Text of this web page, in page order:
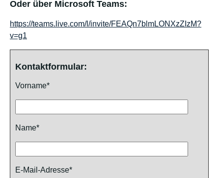
Oder über Microsoft Teams:
https://teams.live.com/l/invite/FEAQn7blmLONXzZIzM?
v=g1
Kontaktformular:
Vorname*
Name*
E-Mail-Adresse*